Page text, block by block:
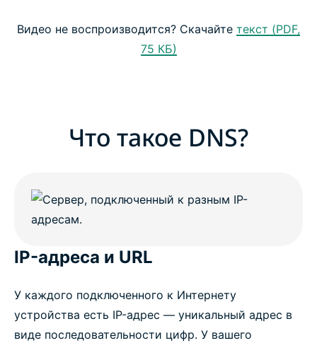
Используйте VPN с собственными DNS-
Видео не воспроизводится? Скачайте текст (PDF,
75 КБ)
Что такое DNS?
IP-адреса и URL
У каждого подключенного к Интернету
устройства есть IP-адрес — уникальный адрес в
виде последовательности цифр. У вашего